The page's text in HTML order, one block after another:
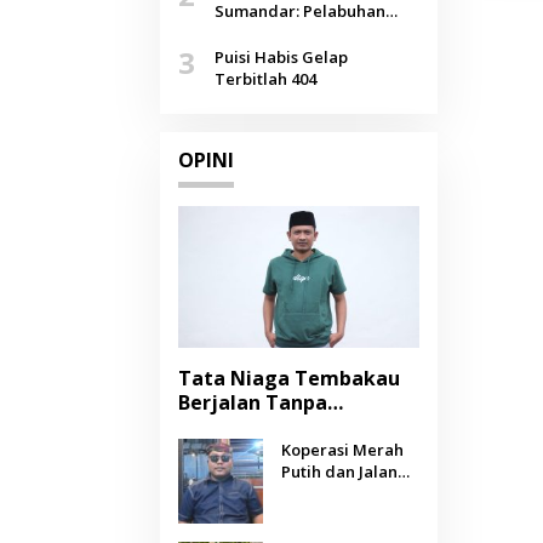
Agustus
Sumandar: Pelabuhan
Selendang Benang Merah
Lombang
3
Puisi Habis Gelap
Terbitlah 404
OPINI
Tata Niaga Tembakau
Berjalan Tanpa
Negara Berpihak
kepada Petani?
Koperasi Merah
Putih dan Jalan